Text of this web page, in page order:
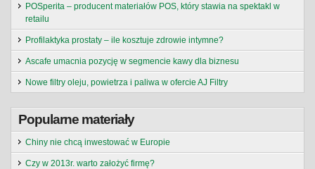
POSperita – producent materiałów POS, który stawia na spektakl w
retailu
Profilaktyka prostaty – ile kosztuje zdrowie intymne?
Ascafe umacnia pozycję w segmencie kawy dla biznesu
Nowe filtry oleju, powietrza i paliwa w ofercie AJ Filtry
Popularne materiały
Chiny nie chcą inwestować w Europie
Czy w 2013r. warto założyć firmę?